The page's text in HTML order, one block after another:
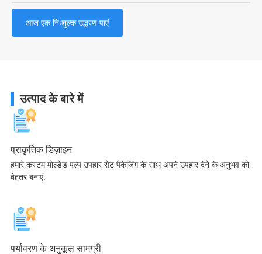
आज एक निःशुल्क उद्धरण पाएं
उत्पाद के बारे में
प्राकृतिक डिज़ाइन
हमारे कस्टम मोल्डेड पल्प उपहार सेट पैकेजिंग के साथ अपने उपहार देने के अनुभव को
बेहतर बनाएं.
पर्यावरण के अनुकूल सामग्री